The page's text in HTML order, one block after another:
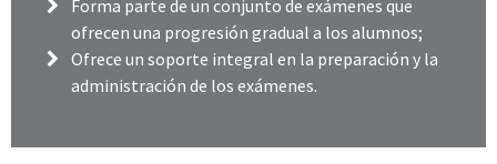
Forma parte de un conjunto de exámenes que
ofrecen una progresión gradual a los alumnos;
Ofrece un soporte integral en la preparación y la
administración de los exámenes.